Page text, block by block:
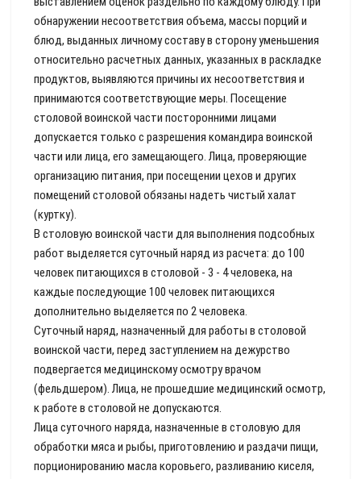
обнаружении несоответствия объема, массы порций и
блюд, выданных личному составу в сторону уменьшения
относительно расчетных данных, указанных в раскладке
продуктов, выявляются причины их несоответствия и
принимаются соответствующие меры. Посещение
столовой воинской части посторонними лицами
допускается только с разрешения командира воинской
части или лица, его замещающего. Лица, проверяющие
организацию питания, при посещении цехов и других
помещений столовой обязаны надеть чистый халат
(куртку).
В столовую воинской части для выполнения подсобных
работ выделяется суточный наряд из расчета: до 100
человек питающихся в столовой - 3 - 4 человека, на
каждые последующие 100 человек питающихся
дополнительно выделяется по 2 человека.
Суточный наряд, назначенный для работы в столовой
воинской части, перед заступлением на дежурство
подвергается медицинскому осмотру врачом
(фельдшером). Лица, не прошедшие медицинский осмотр,
к работе в столовой не допускаются.
Лица суточного наряда, назначенные в столовую для
обработки мяса и рыбы, приготовлению и раздачи пищи,
порционированию масла коровьего, разливанию киселя,